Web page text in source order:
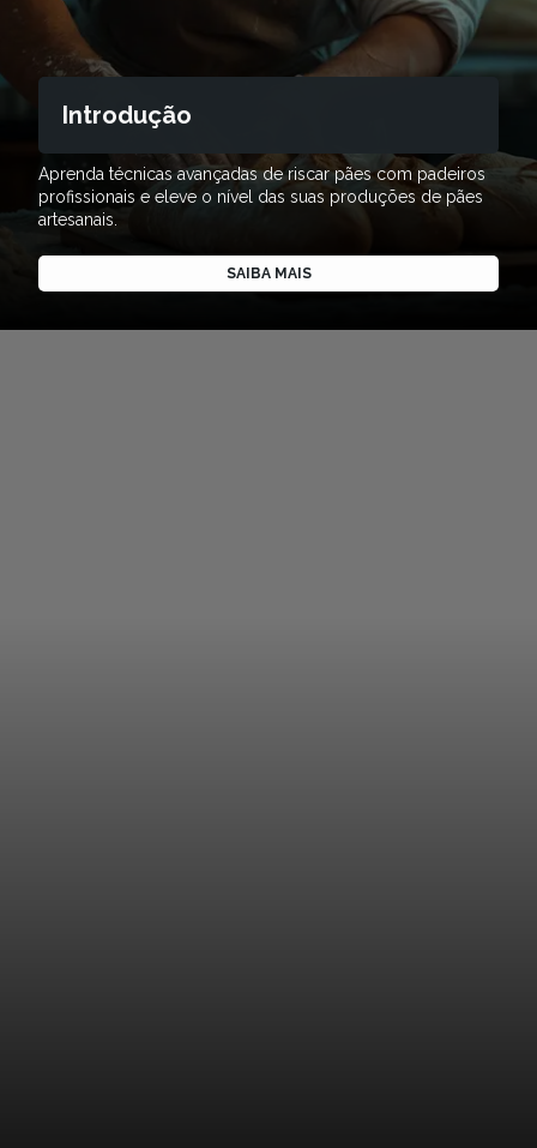
Introdução
Aprenda técnicas avançadas de riscar pães com padeiros
profissionais e eleve o nível das suas produções de pães
artesanais.
SAIBA MAIS